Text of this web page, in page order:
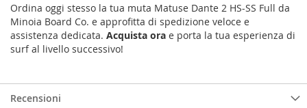
Ordina oggi stesso la tua muta Matuse Dante 2 HS-SS Full da
Minoia Board Co. e approfitta di spedizione veloce e
assistenza dedicata. Acquista ora e porta la tua esperienza di
surf al livello successivo!
Recensioni